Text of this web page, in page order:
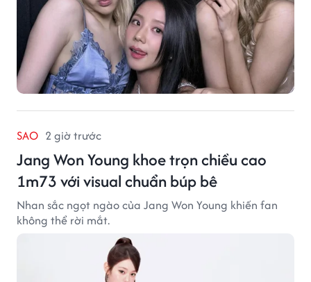
SAO 2 giờ trước
Jang Won Young khoe trọn chiều cao
1m73 với visual chuẩn búp bê
Nhan sắc ngọt ngào của Jang Won Young khiến fan
không thể rời mắt.